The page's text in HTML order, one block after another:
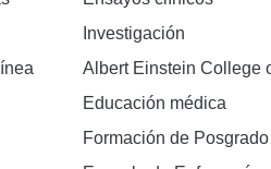
Investigación
Albert Einstein College
Educación médica
Formación de